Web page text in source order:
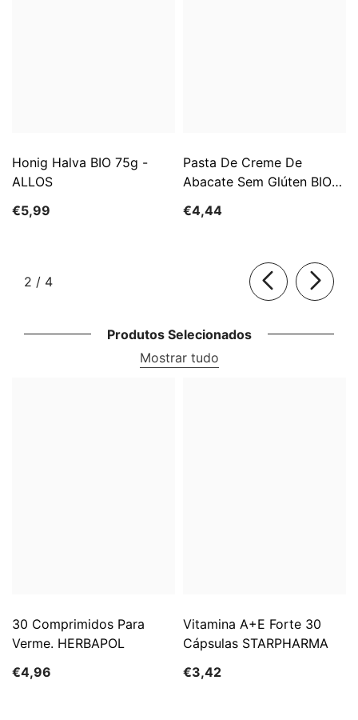
Honig Halva BIO 75g -
ALLOS
€5,99
Pasta De Creme De
Abacate Sem Glúten BIO
€4,44
2 / de
4
Produtos Selecionados
Mostrar tudo
30 Comprimidos Para
Verme. HERBAPOL
€4,96
Vitamina A+E Forte 30
Cápsulas STARPHARMA
€3,42